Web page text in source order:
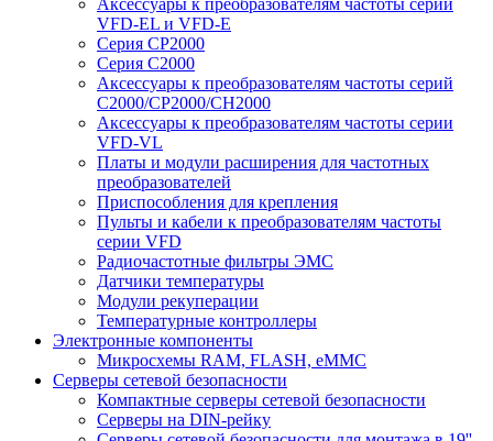
Аксессуары к преобразователям частоты серий
VFD-EL и VFD-E
Серия CP2000
Серия C2000
Аксессуары к преобразователям частоты серий
С2000/CP2000/CH2000
Аксессуары к преобразователям частоты серии
VFD-VL
Платы и модули расширения для частотных
преобразователей
Приспособления для крепления
Пульты и кабели к преобразователям частоты
серии VFD
Радиочастотные фильтры ЭМС
Датчики температуры
Модули рекуперации
Температурные контроллеры
Электронные компоненты
Микросхемы RAM, FLASH, eMMC
Серверы сетевой безопасности
Компактные серверы сетевой безопасности
Серверы на DIN-рейку